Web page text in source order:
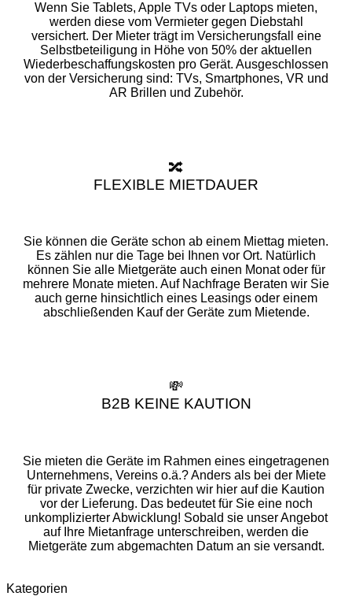
Wenn Sie Tablets, Apple TVs oder Laptops mieten,
werden diese vom Vermieter gegen Diebstahl
versichert. Der Mieter trägt im Versicherungsfall eine
Selbstbeteiligung in Höhe von 50% der aktuellen
Wiederbeschaffungskosten pro Gerät. Ausgeschlossen
von der Versicherung sind: TVs, Smartphones, VR und
AR Brillen und Zubehör.
🔀
FLEXIBLE MIETDAUER
Sie können die Geräte schon ab einem Miettag mieten.
Es zählen nur die Tage bei Ihnen vor Ort. Natürlich
können Sie alle Mietgeräte auch einen Monat oder für
mehrere Monate mieten. Auf Nachfrage Beraten wir Sie
auch gerne hinsichtlich eines Leasings oder einem
abschließenden Kauf der Geräte zum Mietende.
💸
B2B KEINE KAUTION
Sie mieten die Geräte im Rahmen eines eingetragenen
Unternehmens, Vereins o.ä.? Anders als bei der Miete
für private Zwecke, verzichten wir hier auf die Kaution
vor der Lieferung. Das bedeutet für Sie eine noch
unkomplizierter Abwicklung! Sobald sie unser Angebot
auf Ihre Mietanfrage unterschreiben, werden die
Mietgeräte zum abgemachten Datum an sie versandt.
Kategorien